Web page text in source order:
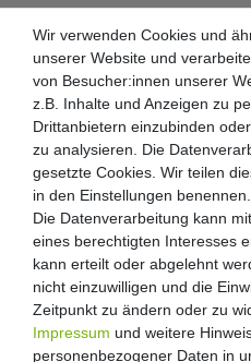
Wir verwenden Cookies und
unserer Website und
von Besucher:innen unserer
z.B. Inhalte und Anzeigen zu
Drittanbietern einzubinden
zu analysieren. Die
gesetzte Cookies. Wir teilen
in den Einstellungen benennen.
Die Datenverarbeitung kann
eines berechtigten Interesses
kann erteilt oder abgelehnt
nicht einzuwilligen und die
Zeitpunkt zu ändern oder zu
Impressum und weitere
personenbezogener Daten in